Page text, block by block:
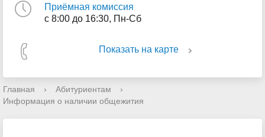
Приёмная комиссия
с 8:00 до 16:30, Пн-Сб
Показать на карте
Главная › Абитуриентам
›
Информация о наличии общежития